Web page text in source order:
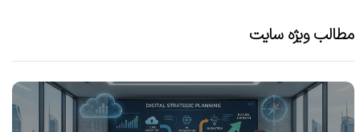
مطالب ویژه سایت